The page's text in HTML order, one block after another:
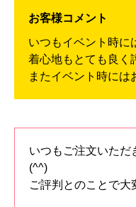
お客様コメント
いつもイベント時に
着心地もとても良く
またイベント時には
いつもご注文いただ
(^^)
ご評判とのことで大